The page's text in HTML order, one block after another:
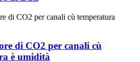
di CO2 per canali cù
è umidità